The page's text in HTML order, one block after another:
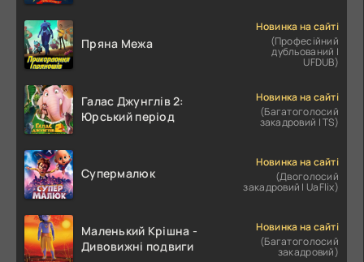
Пряна Межа
Новинка на сайті
(Професійний
дубльований |
UFDUB)
Галас Джунглів 2:
Юрський період
Новинка на сайті
(Багатоголосий
закадровий | TS)
Супермалюк
Новинка на сайті
(Двоголосий
закадровий | UaFlix)
Маленький Крішна -
Дивовижні подвиги
Новинка на сайті
(Багатоголосий
закадровий)